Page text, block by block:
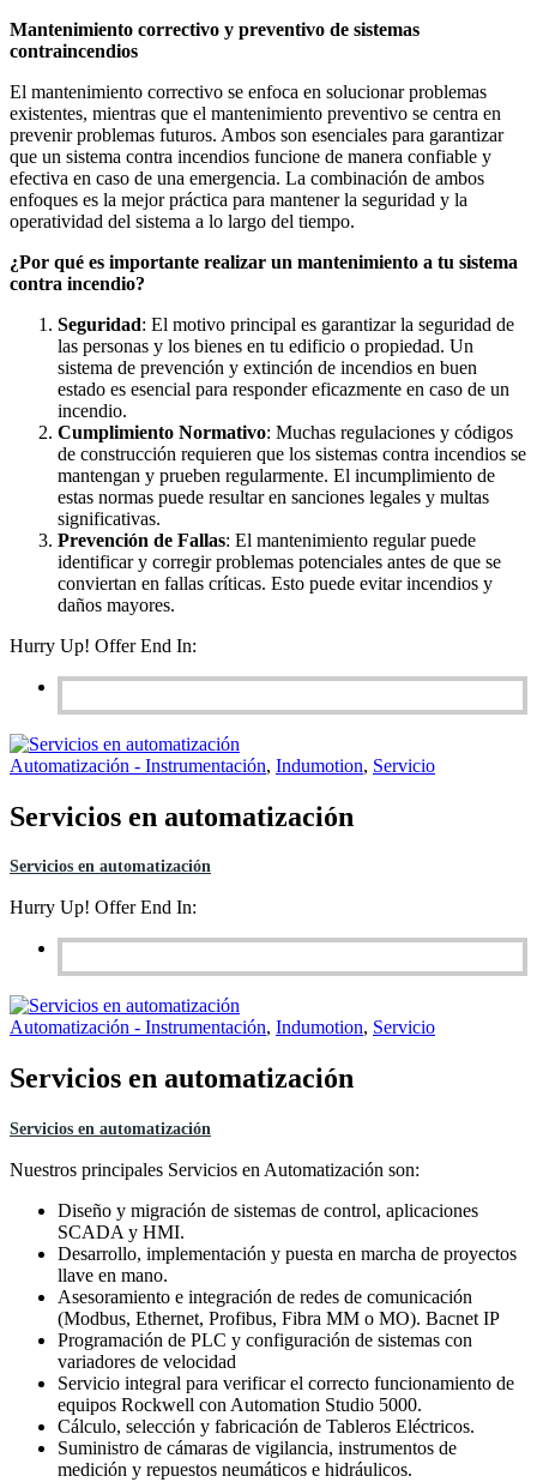
Mantenimiento correctivo y preventivo de sistemas
contraincendios
El mantenimiento correctivo se enfoca en solucionar problemas
existentes, mientras que el mantenimiento preventivo se centra en
prevenir problemas futuros. Ambos son esenciales para garantizar
que un sistema contra incendios funcione de manera confiable y
efectiva en caso de una emergencia. La combinación de ambos
enfoques es la mejor práctica para mantener la seguridad y la
operatividad del sistema a lo largo del tiempo.
¿Por qué es importante realizar un mantenimiento a tu sistema
contra incendio?
Seguridad: El motivo principal es garantizar la seguridad de
las personas y los bienes en tu edificio o propiedad. Un
sistema de prevención y extinción de incendios en buen
estado es esencial para responder eficazmente en caso de un
incendio.
Cumplimiento Normativo: Muchas regulaciones y códigos
de construcción requieren que los sistemas contra incendios se
mantengan y prueben regularmente. El incumplimiento de
estas normas puede resultar en sanciones legales y multas
significativas.
Prevención de Fallas: El mantenimiento regular puede
identificar y corregir problemas potenciales antes de que se
conviertan en fallas críticas. Esto puede evitar incendios y
daños mayores.
Hurry Up! Offer End In:
Automatización - Instrumentación, Indumotion, Servicio
Servicios en automatización
Servicios en automatización
Hurry Up! Offer End In:
Automatización - Instrumentación, Indumotion, Servicio
Servicios en automatización
Servicios en automatización
Nuestros principales Servicios en Automatización son:
Diseño y migración de sistemas de control, aplicaciones
SCADA y HMI.
Desarrollo, implementación y puesta en marcha de proyectos
llave en mano.
Asesoramiento e integración de redes de comunicación
(Modbus, Ethernet, Profibus, Fibra MM o MO). Bacnet IP
Programación de PLC y configuración de sistemas con
variadores de velocidad
Servicio integral para verificar el correcto funcionamiento de
equipos Rockwell con Automation Studio 5000.
Cálculo, selección y fabricación de Tableros Eléctricos.
Suministro de cámaras de vigilancia, instrumentos de
medición y repuestos neumáticos e hidráulicos.